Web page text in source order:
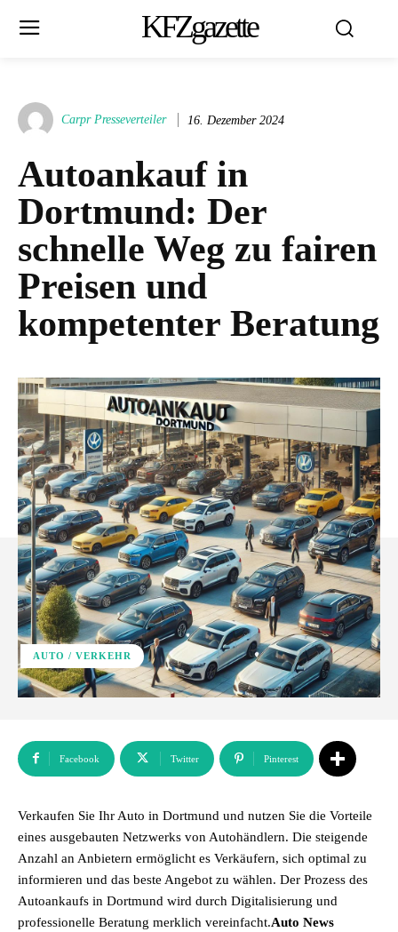
KFZgazette
Carpr Presseverteiler 16. Dezember 2024
Autoankauf in
Dortmund: Der
schnelle Weg zu fairen
Preisen und
kompetenter Beratung
AUTO / VERKEHR
Facebook Twitter Pinterest
Verkaufen Sie Ihr Auto in Dortmund und nutzen Sie die Vorteile
eines ausgebauten Netzwerks von Autohändlern. Die steigende
Anzahl an Anbietern ermöglicht es Verkäufern, sich optimal zu
informieren und das beste Angebot zu wählen. Der Prozess des
Autoankaufs in Dortmund wird durch Digitalisierung und
professionelle Beratung merklich vereinfacht.Auto News